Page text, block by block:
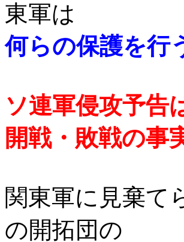
東軍は
何らの保護を行
ソ連軍侵攻予告
開戦・敗戦の事
関東軍に見棄て
の開拓団の